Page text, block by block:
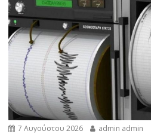
7 Αυγούστου 2026 admin admin